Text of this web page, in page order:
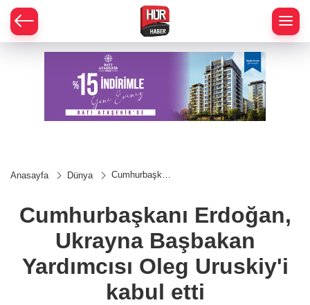
Anasayfa Dünya
Cumhurbaşkanı
Başbakan
Yardımcısı
Oleg Uruskiy'i
kabul etti
Cumhurbaşkanı Erdoğan,
Ukrayna Başbakan
Yardımcısı Oleg Uruskiy'i
kabul etti